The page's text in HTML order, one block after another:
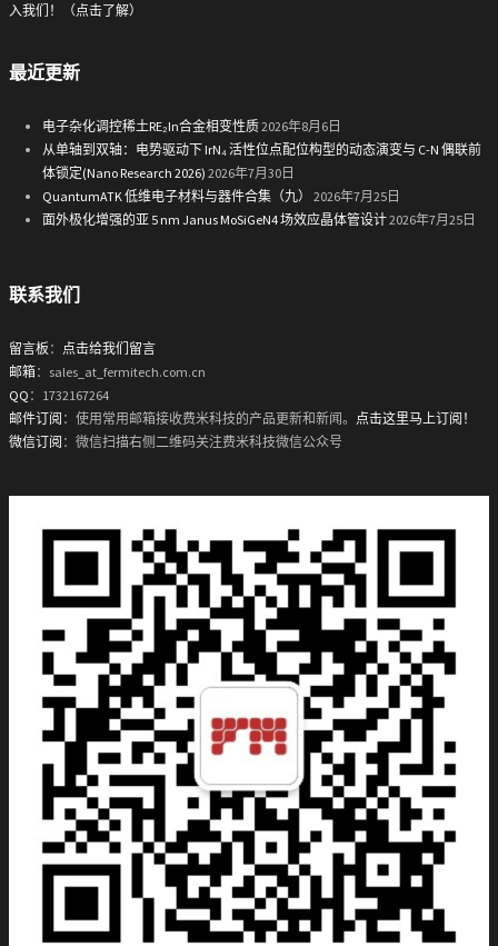
入我们！（点击了解）
最近更新
电子杂化调控稀土RE₂In合金相变性质2026年8月6日
从单轴到双轴：电势驱动下 IrN₄ 活性位点配位构型的动态演变与 C-N 偶联前
体锁定(Nano Research 2026) 2026年7月30日
QuantumATK 低维电子材料与器件合集（九）
2026年7月25日
面外极化增强的亚 5 nm Janus MoSiGeN4 场效应晶体管设计2026年7月25日
联系我们
留言板 ： 点击给我们留言
邮箱：sales_at_fermitech.com.cn
QQ ：1732167264
邮件订阅 ：使用常用邮箱接收费米科技的产品更新和新闻。 点击这里马上订阅！
微信订阅 ：微信扫描右侧二维码关注费米科技微信公众号